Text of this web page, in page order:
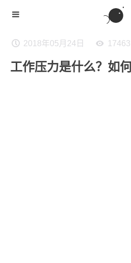
2018年05月24日 17463
工作压力是什么？如何